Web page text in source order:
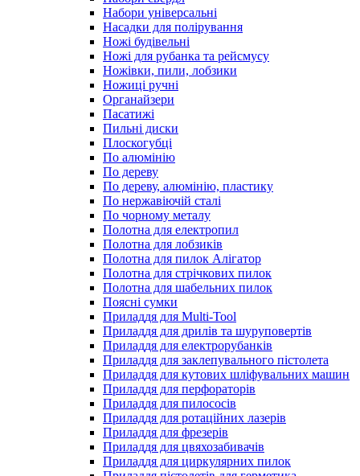
Набори універсальні
Насадки для полірування
Ножі будівельні
Ножі для рубанка та рейсмусу
Ножівки, пили, лобзики
Ножиці ручні
Органайзери
Пасатижі
Пильні диски
Плоскогубці
По алюмінію
По дереву
По дереву, алюмінію, пластику
По нержавіючій сталі
По чорному металу
Полотна для електропил
Полотна для лобзиків
Полотна для пилок Алігатор
Полотна для стрічкових пилок
Полотна для шабельних пилок
Поясні сумки
Приладдя для Multi-Tool
Приладдя для дрилів та шуруповертів
Приладдя для електрорубанків
Приладдя для заклепувального пістолета
Приладдя для кутових шліфувальних машин
Приладдя для перфораторів
Приладдя для пилососів
Приладдя для ротаційних лазерів
Приладдя для фрезерів
Приладдя для цвяхозабивачів
Приладдя для циркулярних пилок